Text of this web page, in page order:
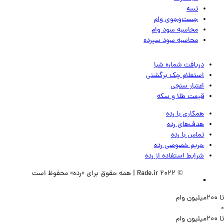
تسه
جست‌وجوی وام
محاسبه سود وام
محاسبه سود سپرده
دریافت شماره شبا
استعلام چک برگشتی
اعتبار سنجی
قیمت طلا و سکه
همکاری با رده
هدف‌های رده
تماس‌ با‌ رده
حریم خصوصی رده
شرایط استفاده از رده